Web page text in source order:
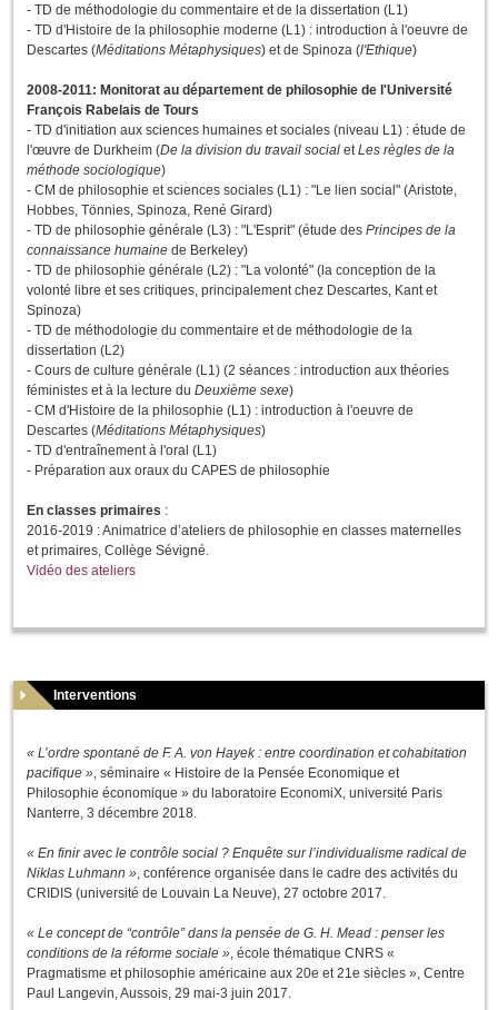
- TD de méthodologie du commentaire et de la dissertation (L1)
- TD d'Histoire de la philosophie moderne (L1) : introduction à l'oeuvre de
Descartes (Méditations Métaphysiques) et de Spinoza (l'Ethique)
2008-2011: Monitorat au département de philosophie de l'Université
François Rabelais de Tours
- TD d'initiation aux sciences humaines et sociales (niveau L1) : étude de
l'œuvre de Durkheim (De la division du travail social etLes règles de la
méthode sociologique)
- CM de philosophie et sciences sociales (L1) : "Le lien social" (Aristote,
Hobbes, Tönnies, Spinoza, René Girard)
- TD de philosophie générale (L3) : "L'Esprit" (étude des Principes de la
connaissance humaine de Berkeley)
- TD de philosophie générale (L2) : "La volonté" (la conception de la
volonté libre et ses critiques, principalement chez Descartes, Kant et
Spinoza)
- TD de méthodologie du commentaire et de méthodologie de la
dissertation (L2)
- Cours de culture générale (L1) (2 séances : introduction aux théories
féministes et à la lecture du Deuxième sexe)
- CM d'Histoire de la philosophie (L1) : introduction à l'oeuvre de
Descartes (Méditations Métaphysiques)
- TD d'entraînement à l'oral (L1)
- Préparation aux oraux du CAPES de philosophie
En classes primaires :
2016-2019 : Animatrice d’ateliers de philosophie en classes maternelles
et primaires, Collège Sévigné.
Vidéo des ateliers
Interventions
« L’ordre spontané de F. A. von Hayek : entre coordination et cohabitation
pacifique », séminaire « Histoire de la Pensée Economique et
Philosophie économique » du laboratoire EconomiX, université Paris
Nanterre, 3 décembre 2018.
« En finir avec le contrôle social ? Enquête sur l’individualisme radical de
Niklas Luhmann », conférence organisée dans le cadre des activités du
CRIDIS (université de Louvain La Neuve), 27 octobre 2017.
« Le concept de “contrôle” dans la pensée de G. H. Mead : penser les
conditions de la réforme sociale », école thématique CNRS «
Pragmatisme et philosophie américaine aux 20e et 21e siècles », Centre
Paul Langevin, Aussois, 29 mai-3 juin 2017.